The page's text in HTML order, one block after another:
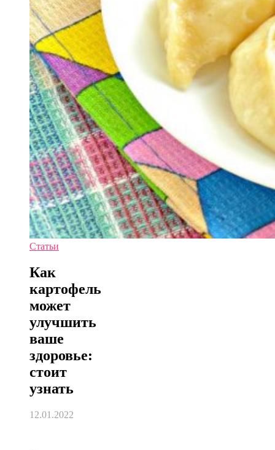
Статьи
Как
картофель
может
улучшить
ваше
здоровье:
стоит
узнать
12.01.2022